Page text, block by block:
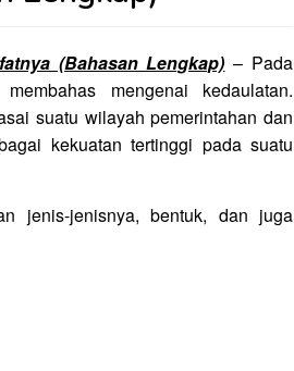
(Bahasan Lengkap) – Pada
mengenai kedaulatan.
suatu wilayah pemerintahan dan
kekuatan tertinggi pada suatu
jenis-jenisnya, bentuk, dan juga